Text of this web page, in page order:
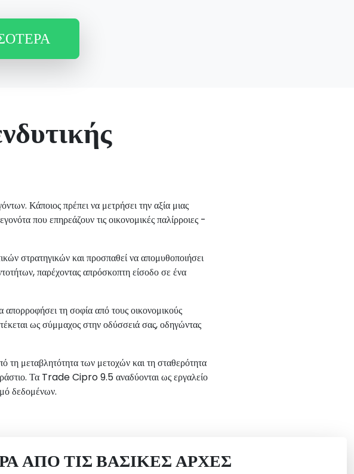
Κάποιος πρέπει να μετρήσει την αξία μιας
που επηρεάζουν τις οικονομικές παλίρροιες -
στρατηγικών και προσπαθεί να απομυθοποιήσει
παρέχοντας απρόσκοπτη είσοδο σε ένα
τη σοφία από τους οικονομικούς
ως σύμμαχος στην οδύσσειά σας, οδηγώντας
τη μεταβλητότητα των μετοχών και τη σταθερότητα
Τα Trade Cipro 9.5 αναδύονται ως εργαλείο
δεδομένων.
ΑΠΌ ΤΙΣ ΒΑΣΙΚΈΣ ΑΡΧΈΣ